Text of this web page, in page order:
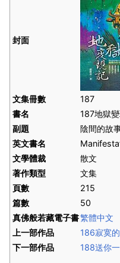
封面
文集冊數
187
書名
187地獄
副題
陰間的故
英文書名
文學體裁
散文
著作類型
文集
頁數
215
篇數
50
真佛般若藏電子書繁體中文
上一部作品
186寂寞
下一部作品
188送你